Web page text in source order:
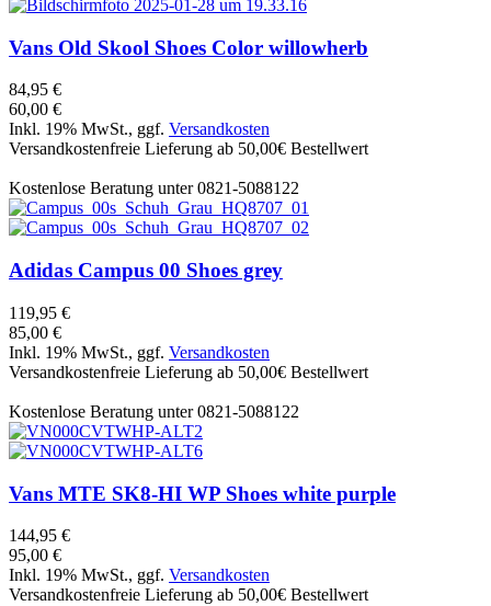
Vans Old Skool Shoes Color willowherb
84,95 €
60,00 €
Inkl. 19% MwSt., ggf. Versandkosten
Versandkostenfreie Lieferung ab 50,00€ Bestellwert
Kostenlose Beratung unter 0821-5088122
Adidas Campus 00 Shoes grey
119,95 €
85,00 €
Inkl. 19% MwSt., ggf. Versandkosten
Versandkostenfreie Lieferung ab 50,00€ Bestellwert
Kostenlose Beratung unter 0821-5088122
Vans MTE SK8-HI WP Shoes white purple
144,95 €
95,00 €
Inkl. 19% MwSt., ggf. Versandkosten
Versandkostenfreie Lieferung ab 50,00€ Bestellwert